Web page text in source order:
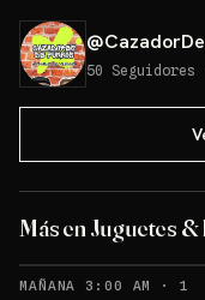
@
50 Seguidores
Más en Juguetes
MAÑANA 3:00 AM · 1